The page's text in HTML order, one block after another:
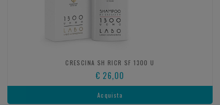
CRESCINA SH RICR SF 1300 U
€ 26,00
Acquista